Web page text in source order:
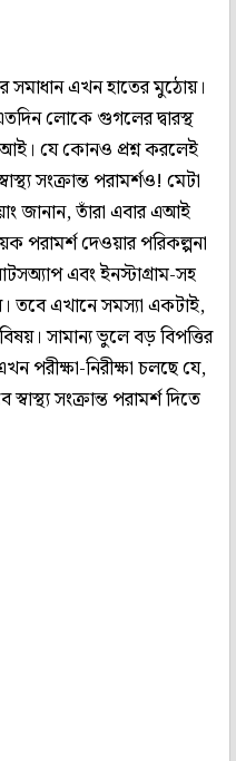
সমাধান এখন হাতের মুঠোয়।
লোকে গুগলের দ্বারস্থ
যে কোনও প্রশ্ন করলেই
সংক্রান্ত পরামর্শও! মেটা
জানান, তাঁরা এবার এআই
পরামর্শ দেওয়ার পরিকল্পনা
এবং ইনস্টাগ্রাম-সহ
তবে এখানে সমস্যা একটাই,
সামান্য ভুলে বড় বিপত্তির
পরীক্ষা-নিরীক্ষা চলছে যে,
সংক্রান্ত পরামর্শ দিতে